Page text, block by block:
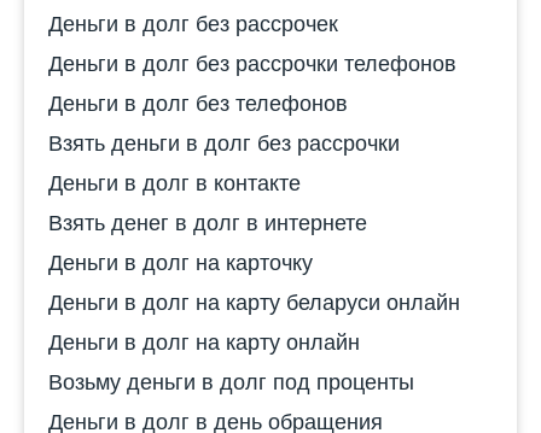
Деньги в долг без рассрочек
Деньги в долг без рассрочки телефонов
Деньги в долг без телефонов
Взять деньги в долг без рассрочки
Деньги в долг в контакте
Взять денег в долг в интернете
Деньги в долг на карточку
Деньги в долг на карту беларуси онлайн
Деньги в долг на карту онлайн
Возьму деньги в долг под проценты
Деньги в долг в день обращения